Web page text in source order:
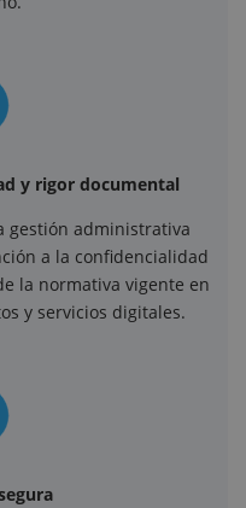
y rigor documental
gestión administrativa
a la confidencialidad
la normativa vigente en
y servicios digitales.